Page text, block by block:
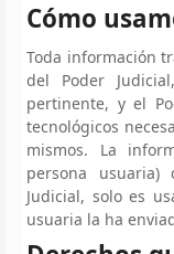
Cómo
Toda información
del Poder
pertinente, y el
tecnológicos
mismos. La
persona
Judicial, solo es
usuaria la ha